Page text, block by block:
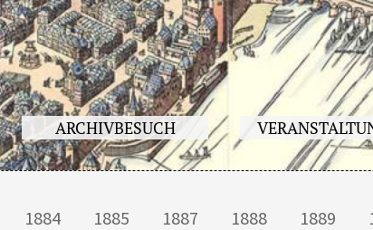
ARCHIVBESUCH
1884 1885 1887 1888 1889